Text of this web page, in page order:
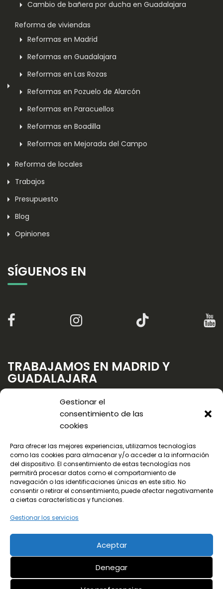
Gestionar el
consentimiento de las
cookies
Para ofrecer las mejores experiencias, utilizamos tecnologías
como las cookies para almacenar y/o acceder a la información
del dispositivo. El consentimiento de estas tecnologías nos
permitirá procesar datos como el comportamiento de
navegación o las identificaciones únicas en este sitio. No
consentir o retirar el consentimiento, puede afectar negativamente
a ciertas características y funciones.
Gestionar los servicios
Aceptar
Denegar
¡LLama ya!
Cambio de bañera por ducha en Guadalajara
Reforma de viviendas
Reformas en Madrid
Reformas en Guadalajara
Reformas en Las Rozas
Reformas en Pozuelo de Alarcón
Reformas en Paracuellos
Reformas en Boadilla
Reformas en Mejorada del Campo
Reforma de locales
Trabajos
Presupuesto
Blog
Opiniones
SÍGUENOS EN
TRABAJAMOS EN MADRID Y
GUADALAJARA
© 2024 Todos los derechos reservados
Aviso legal
Política de privacidad